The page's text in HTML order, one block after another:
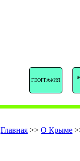
ГЕОГРАФИЯ
Главная >>О Крыме